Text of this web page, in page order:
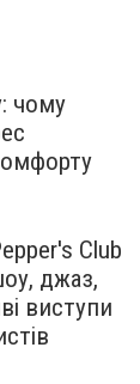
чому
Club
джаз,
виступи